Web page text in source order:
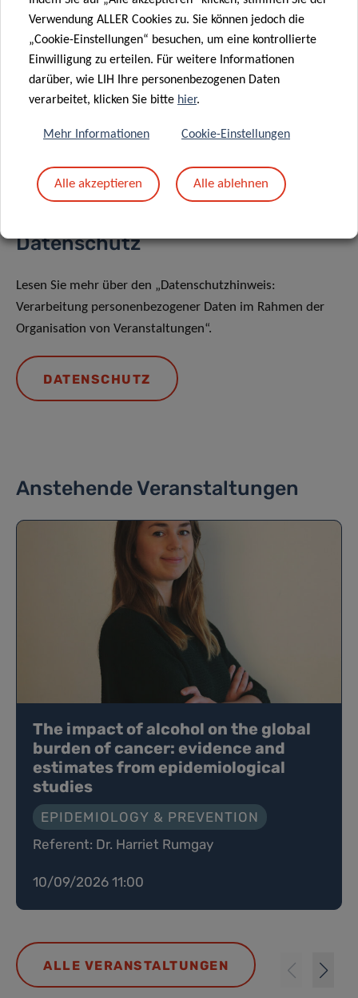
Datenschutz
Lesen Sie mehr über den „Datenschutzhinweis:
Verarbeitung personenbezogener Daten im Rahmen der
Organisation von Veranstaltungen“.
DATENSCHUTZ
Anstehende Veranstaltungen
The impact of alcohol on the global
burden of cancer: evidence and
estimates from epidemiological
studies
EPIDEMIOLOGY & PREVENTION
Referent: Dr. Harriet Rumgay
10/09/2026 11:00
ALLE VERANSTALTUNGEN
Verwendung ALLER Cookies zu. Sie können jedoch die
„Cookie-Einstellungen“ besuchen, um eine kontrollierte
Einwilligung zu erteilen. Für weitere Informationen
darüber, wie LIH Ihre personenbezogenen Daten
verarbeitet, klicken Sie bitte hier.
Mehr Informationen Cookie-Einstellungen
Alle akzeptieren Alle ablehnen